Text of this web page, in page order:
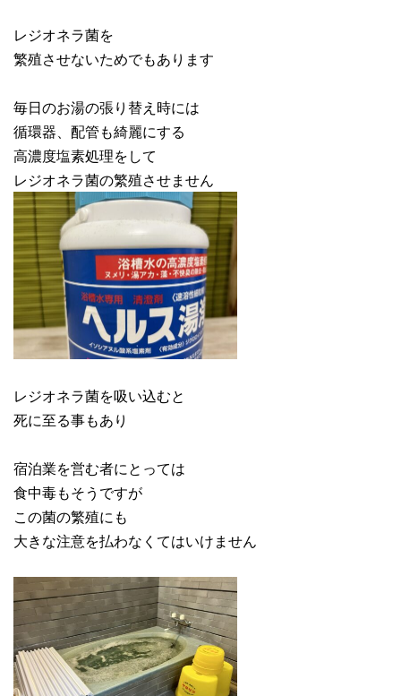
レジオネラ菌を
繁殖させないためでもあります
毎日のお湯の張り替え時には
循環器、配管も綺麗にする
高濃度塩素処理をして
レジオネラ菌の繁殖させません
レジオネラ菌を吸い込むと
死に至る事もあり
宿泊業を営む者にとっては
食中毒もそうですが
この菌の繁殖にも
大きな注意を払わなくてはいけません